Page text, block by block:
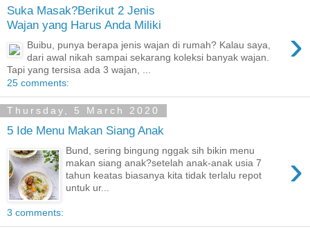
Suka Masak?Berikut 2 Jenis
Wajan yang Harus Anda Miliki
›
Buibu, punya berapa jenis wajan di rumah? Kalau saya,
dari awal nikah sampai sekarang koleksi banyak wajan.
Tapi yang tersisa ada 3 wajan, ...
25 comments:
Thursday, 5 March 2020
5 Ide Menu Makan Siang Anak
›
Bund, sering bingung nggak sih bikin menu
makan siang anak?setelah anak-anak usia 7
tahun keatas biasanya kita tidak terlalu repot
untuk ur...
3 comments: